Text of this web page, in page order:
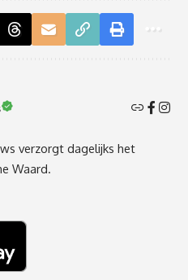
verzorgt dagelijks het
Waard.